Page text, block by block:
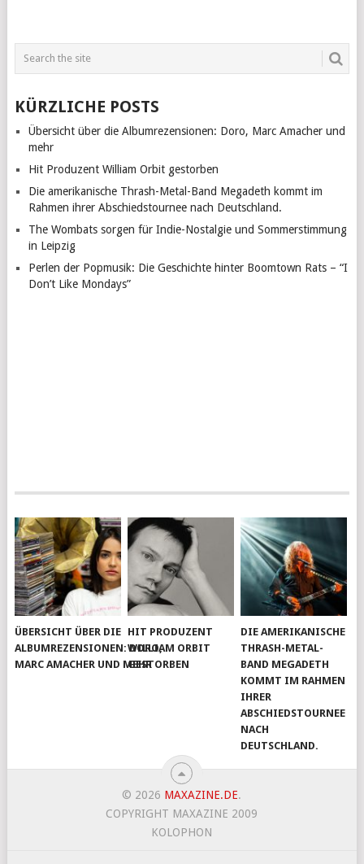
KÜRZLICHE POSTS
Übersicht über die Albumrezensionen: Doro, Marc Amacher und
mehr
Hit Produzent William Orbit gestorben
Die amerikanische Thrash-Metal-Band Megadeth kommt im
Rahmen ihrer Abschiedstournee nach Deutschland.
The Wombats sorgen für Indie-Nostalgie und Sommerstimmung
in Leipzig
Perlen der Popmusik: Die Geschichte hinter Boomtown Rats – “I
Don’t Like Mondays”
ÜBERSICHT ÜBER DIE
ALBUMREZENSIONEN: DORO,
MARC AMACHER UND MEHR
HIT PRODUZENT
WILLIAM ORBIT
GESTORBEN
DIE AMERIKANISCHE
THRASH-METAL-
BAND MEGADETH
KOMMT IM RAHMEN
IHRER
ABSCHIEDSTOURNEE
NACH
DEUTSCHLAND.
© 2026 MAXAZINE.DE.
COPYRIGHT MAXAZINE 2009
KOLOPHON